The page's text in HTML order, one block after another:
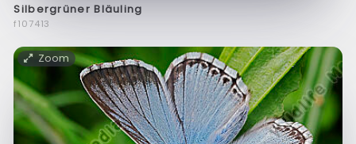
Silbergrüner Bläuling
f107413
Zoom